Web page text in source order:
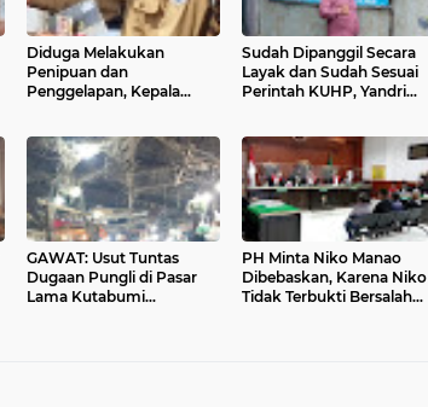
Diduga Melakukan
Penipuan dan
Penggelapan, Kepala
Sudah Dipanggil Secara
Layak dan Sudah Sesuai
Perintah KUHP, Yandri
Pemalsuan Surat Tanah
GAWAT: Usut Tuntas
Dugaan Pungli di Pasar
Lama Kutabumi
PH Minta Niko Manao
Dibebaskan, Karena Niko
Tidak Terbukti Bersalah